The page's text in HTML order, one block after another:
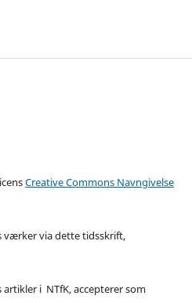
Creative Commons Navngivelse
værker via dette tidsskrift,
i NTfK, accepterer som